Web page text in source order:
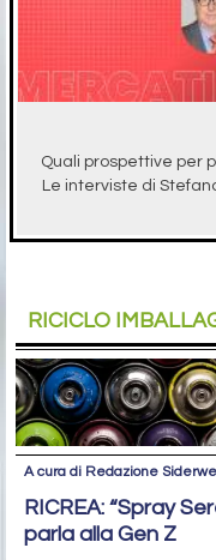
Quali prospettive per
Le interviste di
RICICLO
A cura di Redazione
RICREA: “Spray
parla alla Gen Z